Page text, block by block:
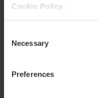
Cookie Policy
Selection
Necessary
Preferences
Mercat Central